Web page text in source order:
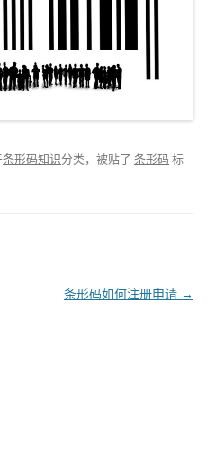
条形码知识分类，被贴了 条形码 标
条形码如何注册申请 →